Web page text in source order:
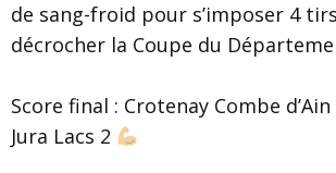
de sang-froid pour s’imposer 4
décrocher la Coupe du
Score final : Crotenay Combe d’Ain
Jura Lacs 2